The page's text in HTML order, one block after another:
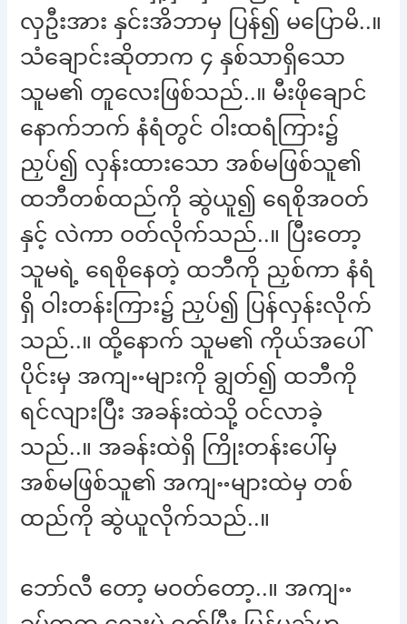
လှဦးအား နှင်းအိဘာမှ ပြန်၍ မပြောမိ..။
သံချောင်းဆိုတာက ၄ နှစ်သာရှိသော
သူမ၏ တူလေးဖြစ်သည်..။ မီးဖိုချောင်
နောက်ဘက် နံရံတွင် ဝါးထရံကြား၌
ညှပ်၍ လှန်းထားသော အစ်မဖြစ်သူ၏
ထဘီတစ်ထည်ကို ဆွဲယူ၍ ရေစိုအဝတ်
နှင့် လဲကာ ဝတ်လိုက်သည်..။ ပြီးတော့
သူမရဲ့ ရေစိုနေတဲ့ ထဘီကို ညှစ်ကာ နံရံ
ရှိ ဝါးတန်းကြား၌ ညှပ်၍ ပြန်လှန်းလိုက်
သည်..။ ထို့နောက် သူမ၏ ကိုယ်အပေါ်
ပိုင်းမှ အကျႌများကို ချွတ်၍ ထဘီကို
ရင်လျားပြီး အခန်းထဲသို့ ဝင်လာခဲ့
သည်..။ အခန်းထဲရှိ ကြိုးတန်းပေါ်မှ
အစ်မဖြစ်သူ၏ အကျႌများထဲမှ တစ်
ထည်ကို ဆွဲယူလိုက်သည်..။
ဘော်လီ တော့ မဝတ်တော့..။ အကျႌ